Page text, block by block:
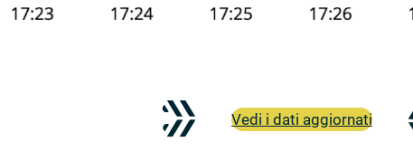
Vedi i dati aggiornati